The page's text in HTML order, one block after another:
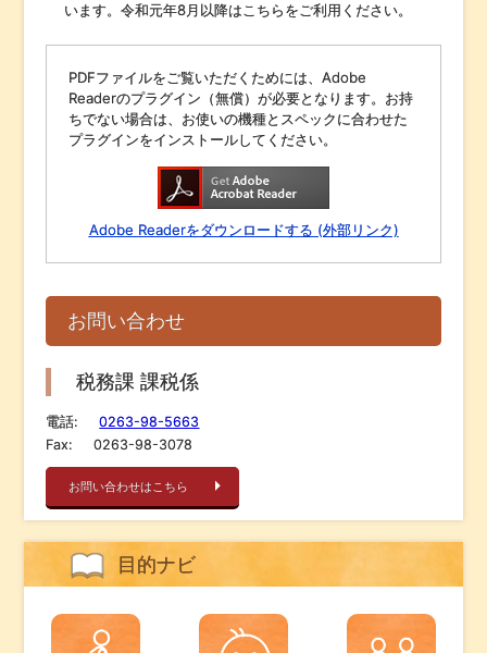
います。令和元年8月以降はこちらをご利用ください。
PDFファイルをご覧いただくためには、Adobe
Readerのプラグイン（無償）が必要となります。お持
ちでない場合は、お使いの機種とスペックに合わせた
プラグインをインストールしてください。
Adobe Readerをダウンロードする (外部リンク)
お問い合わせ
税務課 課税係
電話:
0263-98-5663
Fax:
0263-98-3078
お問い合わせはこちら
目的ナビ